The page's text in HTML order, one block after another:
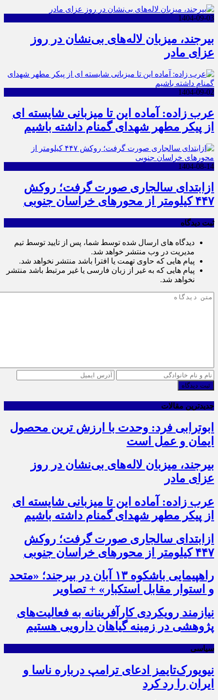
1404-09-03
بیرجند، میزبان لاله‌های بی‌نشان در روز
عزای مادر
1404-09-02
عرب زاده: آماده این تا میزبانی شایسته ای
از پیکر مطهر شهدای گمنام داشته باشیم
1404-08-14
ازابتدای سالجاری صورت گرفت؛ روکش
۴۴۷ کیلومتر از محورهای خراسان جنوبی
ثبت دیدگاه
دیدگاه های ارسال شده توسط شما، پس از تایید توسط تیم
مدیریت در وب منتشر خواهد شد.
پیام هایی که حاوی تهمت یا افترا باشد منتشر نخواهد شد.
پیام هایی که به غیر از زبان فارسی یا غیر مرتبط باشد منتشر
نخواهد شد.
ثبت دیدگاه
جدیدترین مقالات
ابوترابی فرد: وحدت با ارزش ترین محصول
ایمان و عمل است
بیرجند، میزبان لاله‌های بی‌نشان در روز
عزای مادر
عرب زاده: آماده این تا میزبانی شایسته ای
از پیکر مطهر شهدای گمنام داشته باشیم
ازابتدای سالجاری صورت گرفت؛ روکش
۴۴۷ کیلومتر از محورهای خراسان جنوبی
راهپیمایی باشکوه ۱۳ آبان در بیرجند؛ «متحد
و استوار مقابل استکبار» + تصاویر
نیازمند رویکردی کارآفرینانه به فعالیت‌های
پژوهشی در زمینه گیاهان دارویی هستیم
سیاسی
نیویورک‌تایمز ادعای ترامپ درباره ناسا و
ایران را رد کرد